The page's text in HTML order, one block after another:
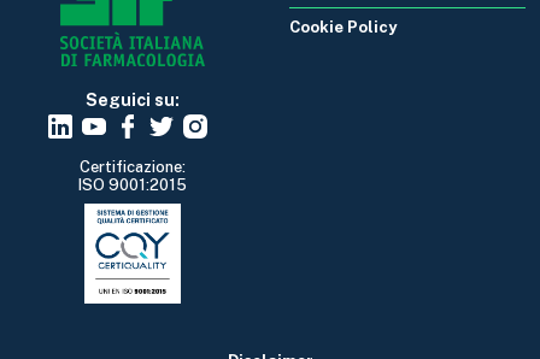
Seguici su:
Certificazione:
ISO 9001:2015
Cookie Policy